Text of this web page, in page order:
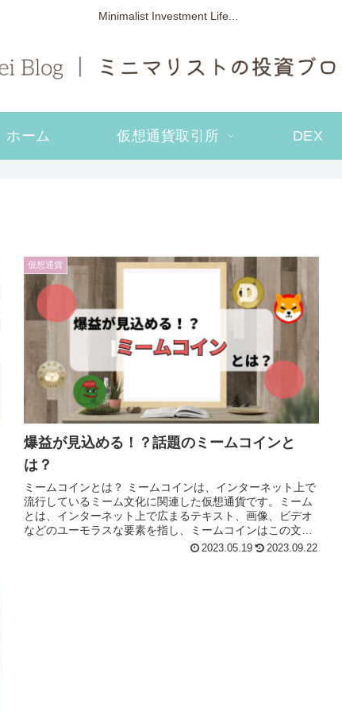
Minimalist Investment Life...
ホーム 仮想通貨取引所 DEX
仮想通貨
爆益が見込める！？話題のミームコインと
は？
ミームコインとは？ ミームコインは、インターネット上で
流行しているミーム文化に関連した仮想通貨です。ミーム
とは、インターネット上で広まるテキスト、画像、ビデオ
などのユーモラスな要素を指し、ミームコインはこの文化
2023.05.19 2023.09.22